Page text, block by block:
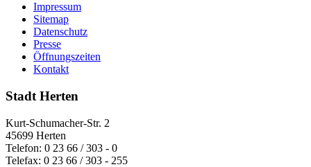
Impressum
Sitemap
Datenschutz
Presse
Öffnungszeiten
Kontakt
Stadt Herten
Kurt-Schumacher-Str. 2
45699 Herten
Telefon: 0 23 66 / 303 - 0
Telefax: 0 23 66 / 303 - 255